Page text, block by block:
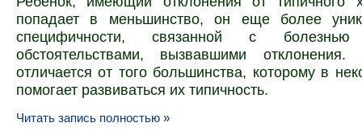
попадает в меньшинство, он еще более
специфичности, связанной с
обстоятельствами, вызвавшими
отличается от того большинства, которому в
помогает развиваться их типичность.
Читать запись полностью »